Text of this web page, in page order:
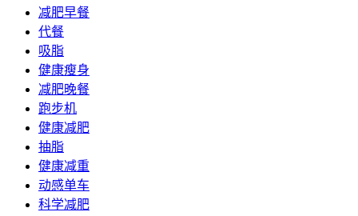
减肥早餐
代餐
吸脂
健康瘦身
减肥晚餐
跑步机
健康减肥
抽脂
健康减重
动感单车
科学减肥